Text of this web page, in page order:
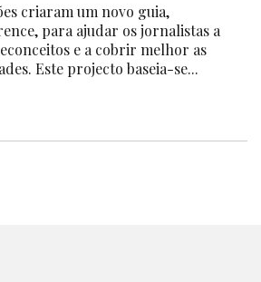
criaram um novo guia,
para ajudar os jornalistas a
e a cobrir melhor as
Este projecto baseia-se...